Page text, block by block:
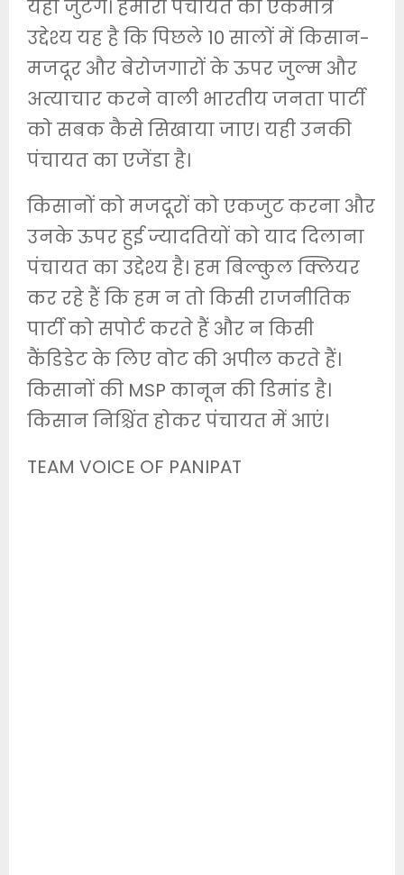
यहां जुटेंगे। हमारी पंचायत का एकमात्र
उद्देश्य यह है कि पिछले 10 सालों में किसान-
मजदूर और बेरोजगारों के ऊपर जुल्म और
अत्याचार करने वाली भारतीय जनता पार्टी
को सबक कैसे सिखाया जाए। यही उनकी
पंचायत का एजेंडा है।
किसानों को मजदूरों को एकजुट करना और
उनके ऊपर हुई ज्यादतियों को याद दिलाना
पंचायत का उद्देश्य है। हम बिल्कुल क्लियर
कर रहे हैं कि हम न तो किसी राजनीतिक
पार्टी को सपोर्ट करते हैं और न किसी
कैंडिडेट के लिए वोट की अपील करते हैं।
किसानों की MSP कानून की डिमांड है।
किसान निश्चिंत होकर पंचायत में आएं।
TEAM VOICE OF PANIPAT